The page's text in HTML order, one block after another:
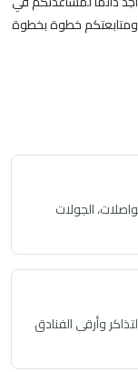
ومتابعتكم خطوة بخطوة
الجولات
وأرقى الفنادق